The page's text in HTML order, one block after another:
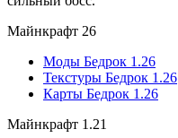
Майнкрафт 26
Моды Бедрок 1.26
Текстуры Бедрок 1.26
Карты Бедрок 1.26
Майнкрафт 1.21